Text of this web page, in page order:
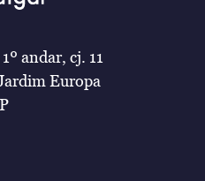
andar, cj. 11
Europa